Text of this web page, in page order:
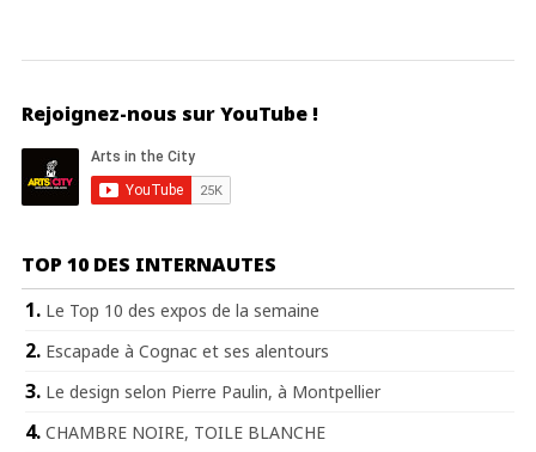
Rejoignez-nous sur YouTube !
TOP 10 DES INTERNAUTES
Le Top 10 des expos de la semaine
Escapade à Cognac et ses alentours
Le design selon Pierre Paulin, à Montpellier
CHAMBRE NOIRE, TOILE BLANCHE